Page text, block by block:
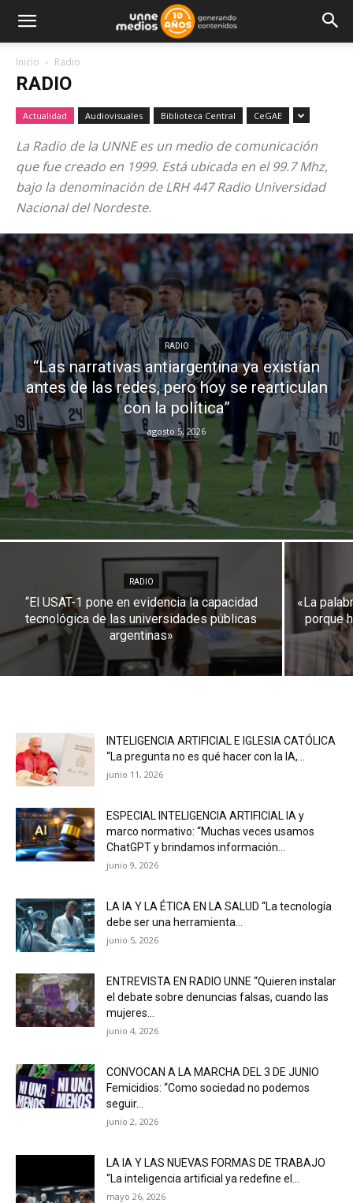
Inicio Radio
RADIO
Actualidad Audiovisuales Biblioteca Central CeGAE
La Radio de la UNNE es un medio de comunicación
que fue creado en 1999. Está ubicada en el 99.7 Mhz,
bajo la denominación de LRH 447 Radio Universidad
Nacional del Nordeste.
RADIO
“Las narrativas antiargentina ya existían
antes de las redes, pero hoy se rearticulan
con la política”
agosto 5, 2026
RADIO
“El USAT-1 pone en evidencia la capacidad
tecnológica de las universidades públicas
argentinas»
«La
porque
INTELIGENCIA ARTIFICIAL E IGLESIA CATÓLICA
“La pregunta no es qué hacer con la IA,...
junio 11, 2026
ESPECIAL INTELIGENCIA ARTIFICIAL IA y
marco normativo: “Muchas veces usamos
ChatGPT y brindamos información...
junio 9, 2026
LA IA Y LA ÉTICA EN LA SALUD “La tecnología
debe ser una herramienta...
junio 5, 2026
ENTREVISTA EN RADIO UNNE “Quieren instalar
el debate sobre denuncias falsas, cuando las
mujeres...
junio 4, 2026
CONVOCAN A LA MARCHA DEL 3 DE JUNIO
Femicidios: “Como sociedad no podemos
seguir...
junio 2, 2026
LA IA Y LAS NUEVAS FORMAS DE TRABAJO
“La inteligencia artificial ya redefine el...
mayo 26, 2026